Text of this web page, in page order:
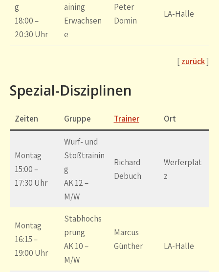
g
18:00 –
20:30 Uhr
aining
Erwachsen
e
Peter
Domin
LA-Halle
[ zurück]
Spezial-Disziplinen
Zeiten Gruppe Trainer Ort
Montag
15:00 –
17:30 Uhr
Wurf- und
Stoßtrainin
g
AK 12 –
M/W
Richard
Debuch
Werferplat
z
Montag
16:15 –
19:00 Uhr
Stabhochs
prung
AK 10 –
M/W
Marcus
Günther
LA-Halle